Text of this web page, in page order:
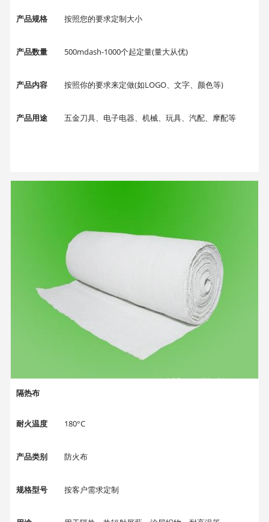
产品规格 按照您的要求定制大小
产品数量 500mdash-1000个起定量(量大从优)
产品内容 按照你的要求来定做(如LOGO、文字、颜色等)
产品用途 五金刀具、电子电器、机械、玩具、汽配、摩配等
隔热布
耐火温度 180°C
产品类别 防火布
规格型号 按客户需求定制